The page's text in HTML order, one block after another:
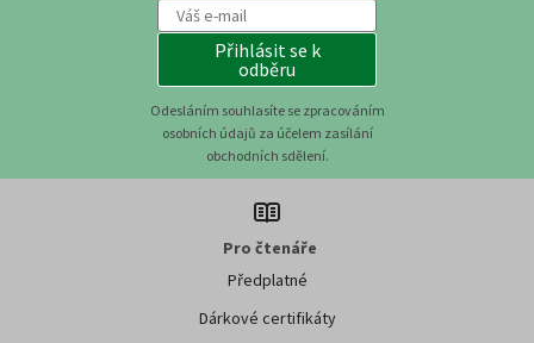
Přihlásit se k
odběru
Odesláním souhlasíte se zpracováním
osobních údajů za účelem zasílání
obchodních sdělení.
Pro čtenáře
Předplatné
Dárkové certifikáty